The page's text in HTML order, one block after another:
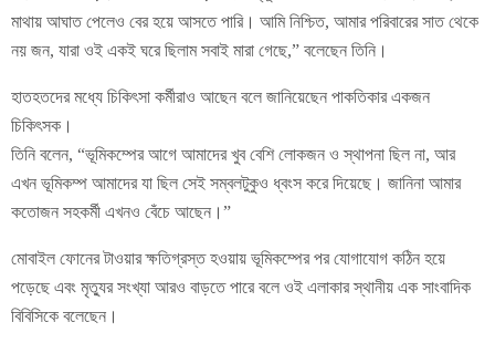
মাথায় আঘাত পেলেও বের হয়ে আসতে পারি। আমি নিশ্চিত, আমার পরিবারের সাত থেকে
নয় জন, যারা ওই একই ঘরে ছিলাম সবাই মারা গেছে,” বলেছেন তিনি।
হাতহতদের মধ্যে চিকিৎসা কর্মীরাও আছেন বলে জানিয়েছেন পাকতিকার একজন
চিকিৎসক।
তিনি বলেন, “ভূমিকম্পের আগে আমাদের খুব বেশি লোকজন ও স্থাপনা ছিল না, আর
এখন ভূমিকম্প আমাদের যা ছিল সেই সম্বলটুকুও ধ্বংস করে দিয়েছে। জানিনা আমার
কতোজন সহকর্মী এখনও বেঁচে আছেন।”
মোবাইল ফোনের টাওয়ার ক্ষতিগ্রস্ত হওয়ায় ভূমিকম্পের পর যোগাযোগ কঠিন হয়ে
পড়েছে এবং মৃত্যুর সংখ্যা আরও বাড়তে পারে বলে ওই এলাকার স্থানীয় এক সাংবাদিক
বিবিসিকে বলেছেন।